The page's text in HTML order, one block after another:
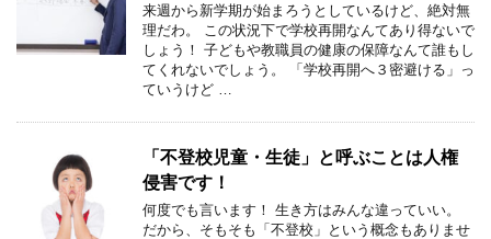
来週から新学期が始まろうとしているけど、絶対無
理だわ。 この状況下で学校再開なんてあり得ないで
しょう！ 子どもや教職員の健康の保障なんて誰もし
てくれないでしょう。 「学校再開へ３密避ける」っ
ていうけど …
「不登校児童・生徒」と呼ぶことは人権
侵害です！
何度でも言います！ 生き方はみんな違っていい。
だから、そもそも「不登校」という概念もありませ